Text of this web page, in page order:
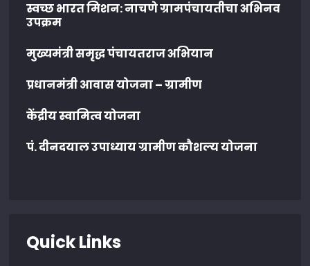
स्वच्छ भारत मिशन: नाचणे ग्रामपंचायतीचा अभिनव
उपक्रम
मुख्यमंत्री समृद्ध पंचायतराज अभियान
प्रधानमंत्री आवास योजना – ग्रामीण
केंद्रीय स्वामित्व योजना
पं. दीनदयाल उपाध्याय ग्रामीण कौशल्य योजना
Quick Links